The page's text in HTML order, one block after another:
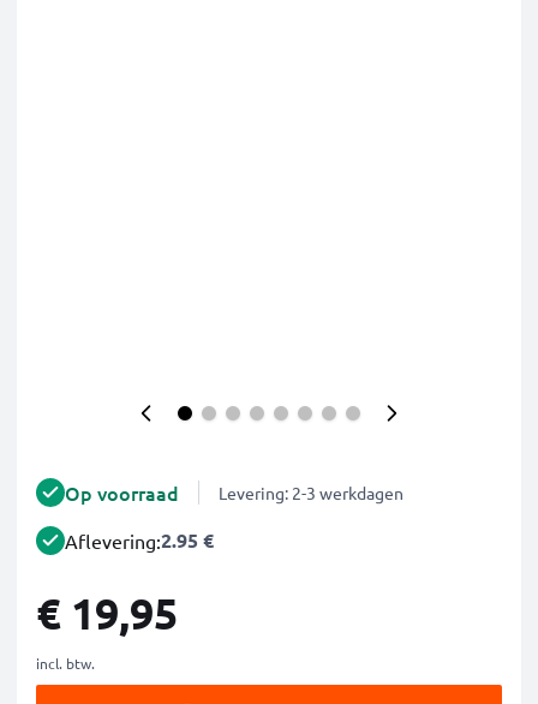
Op voorraad Levering: 2-3 werkdagen
Aflevering:2.95 €
€ 19,95
incl. btw.